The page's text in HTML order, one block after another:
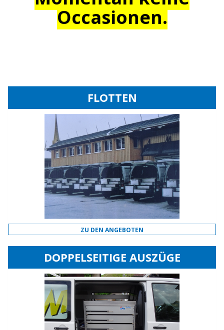
Occasionen.
FLOTTEN
ZU DEN ANGEBOTEN
DOPPELSEITIGE AUSZÜGE